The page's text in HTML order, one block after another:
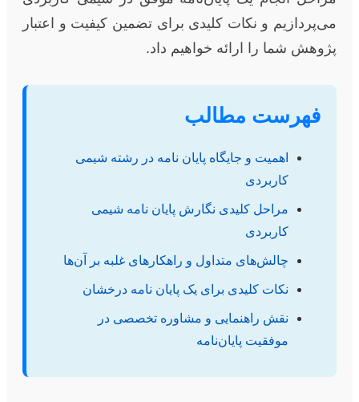
می‌پردازیم و نکات کلیدی برای تضمین کیفیت و اعتبار
پژوهش شما را ارائه خواهیم داد.
فهرست مطالب
اهمیت و جایگاه پایان نامه در رشته شیمی
کاربردی
مراحل کلیدی نگارش پایان نامه شیمی
کاربردی
چالش‌های متداول و راهکارهای غلبه بر آن‌ها
نکات کلیدی برای یک پایان نامه درخشان
نقش راهنمایی و مشاوره تخصصی در
موفقیت پایان‌نامه